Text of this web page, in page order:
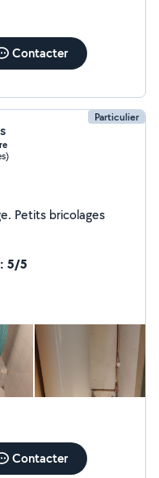
Contacter
Particulier
Petits bricolages
5/5
Contacter